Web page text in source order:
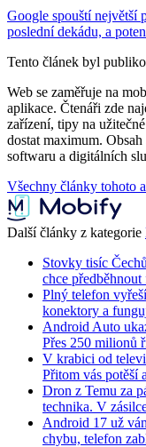
Google spouští největší
poslední dekádu, a
Tento článek byl
Web se zaměřuje na
aplikace. Čtenáři zde
zařízení, tipy na
dostat maximum.
softwaru a digitálních
Všechny články tohoto
Další články z kategorie
Stovky tisíc
chce
Plný telefon
konektory a
Android Auto
Přes 250 milionů
V krabici od
Přitom vás potěší
Dron z Temu za
technika. V
Android 17 už
chybu, telefon